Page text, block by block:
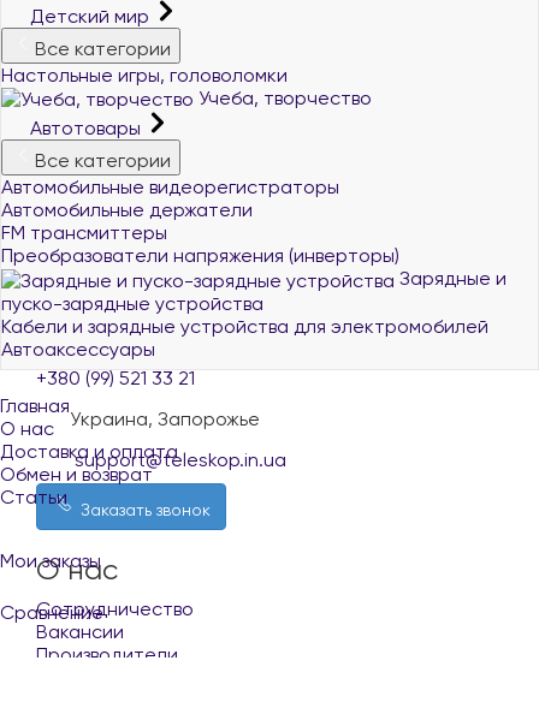
Детский мир
Все категории
Настольные игры, головоломки
Учеба, творчество
Автотовары
Все категории
Автомобильные видеорегистраторы
Автомобильные держатели
FM трансмиттеры
Преобразователи напряжения (инверторы)
Зарядные и
пуско-зарядные устройства
Кабели и зарядные устройства для электромобилей
Автоаксессуары
Главная
О нас
Доставка и оплата
Обмен и возврат
Статьи
Мои заказы
Сравнение
Список желаний
+380 (96) 521 33 21
+380 (73) 521 33 21
+380 (99) 521 33 21
Украина, Запорожье
support@teleskop.in.ua
Заказать звонок
О нас
Сотрудничество
Вакансии
Производители